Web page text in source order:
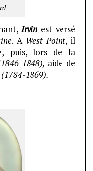
Irvin est versé
. A West Point, il
puis, lors de la
1848), aide de
(1784-1869).